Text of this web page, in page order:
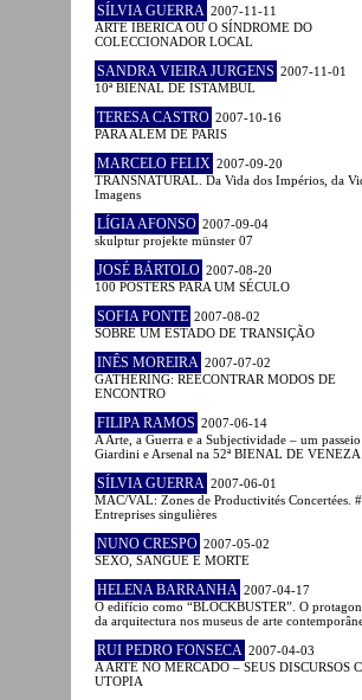
SÍLVIA GUERRA 2007-11-11
ARTE IBÉRICA OU O SÍNDROME DO
COLECCIONADOR LOCAL
SANDRA VIEIRA JURGENS 2007-11-01
10ª BIENAL DE ISTAMBUL
TERESA CASTRO 2007-10-16
PARA ALÉM DE PARIS
MARCELO FELIX 2007-09-20
TRANSNATURAL. Da Vida dos Impérios, da
Imagens
LÍGIA AFONSO 2007-09-04
skulptur projekte münster 07
JOSÉ BÁRTOLO 2007-08-20
100 POSTERS PARA UM SÉCULO
SOFIA PONTE 2007-08-02
SOBRE UM ESTADO DE TRANSIÇÃO
INÊS MOREIRA 2007-07-02
GATHERING: REECONTRAR MODOS DE
ENCONTRO
FILIPA RAMOS 2007-06-14
A Arte, a Guerra e a Subjectividade – um
Giardini e Arsenal na 52ª BIENAL DE VENEZA
SÍLVIA GUERRA 2007-06-01
MAC/VAL: Zones de Productivités Concertées.
Entreprises singulières
NUNO CRESPO 2007-05-02
SEXO, SANGUE E MORTE
HELENA BARRANHA 2007-04-17
O edifício como “BLOCKBUSTER”. O
da arquitectura nos museus de arte
RUI PEDRO FONSECA 2007-04-03
A ARTE NO MERCADO – SEUS DISCURSOS
UTOPIA